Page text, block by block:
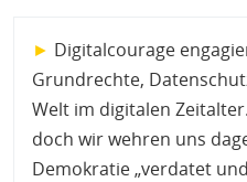
► Digitalcourage
Grundrechte,
Welt im digitalen
doch wir wehren uns
Demokratie „verdatet